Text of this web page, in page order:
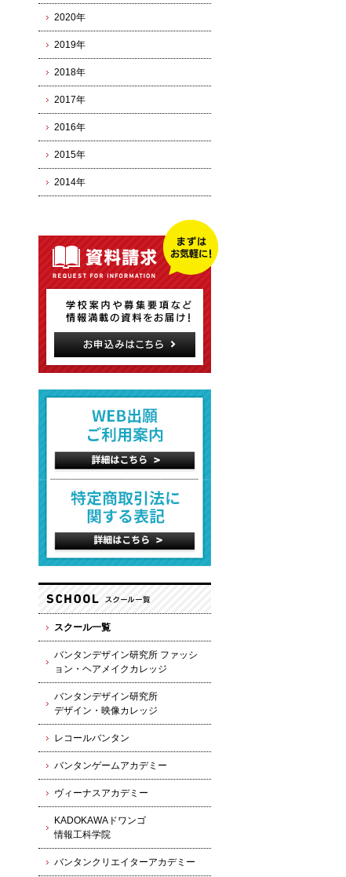
2020年
2019年
2018年
2017年
2016年
2015年
2014年
スクール一覧
バンタンデザイン研究所 ファッシ
ョン・ヘアメイクカレッジ
バンタンデザイン研究所
デザイン・映像カレッジ
レコールバンタン
バンタンゲームアカデミー
ヴィーナスアカデミー
KADOKAWAドワンゴ
情報工科学院
バンタンクリエイターアカデミー